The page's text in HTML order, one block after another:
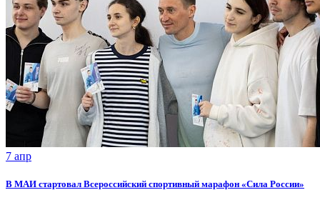
7 апр
В МАИ стартовал Всероссийский спортивный марафон «Сила России»